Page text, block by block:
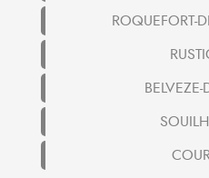
ROQUEFORT-
BELVEZE-